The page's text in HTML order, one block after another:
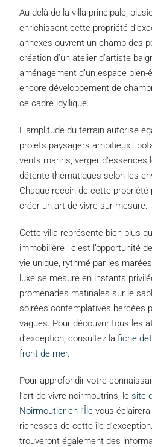
Au-delà de la villa principale,
enrichissent cette propriété
annexes ouvrent un champ des
création d’un atelier d’artiste
aménagement d’un espace
encore développement de
ce cadre idyllique.
L’amplitude du terrain autorise
projets paysagers ambitieux :
vents marins, verger d’essences
détente thématiques selon les
Chaque recoin de cette
créer un art de vivre sur mesure.
Cette villa représente bien plus
immobilière : c’est l’opportunité
vie unique, rythmé par les
luxe se mesure en instants
promenades matinales sur le
soirées contemplatives bercées
vagues. Pour découvrir tous les
d’exception, consultez la fiche
front de mer.
Pour approfondir votre
l’art de vivre noirmoutrins, le site
Noirmoutier-en-l’Île vous
richesses de cette île
trouveront également des